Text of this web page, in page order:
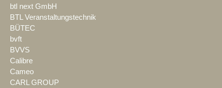
btl next GmbH
BTL Veranstaltungstechnik
BÜTEC
bvft
BVVS
Calibre
Cameo
CARL GROUP